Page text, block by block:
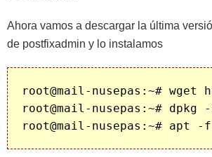
Ahora vamos a descargar la última
de postfixadmin y lo instalamos
root@mail-nusepas:~#
root@mail-nusepas:~#